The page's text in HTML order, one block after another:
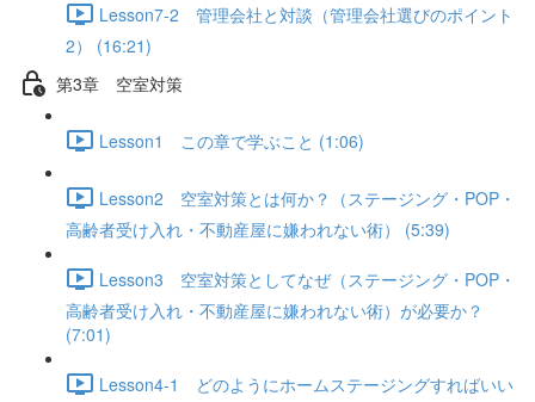
Lesson7-2 管理会社と対談（管理会社選びのポイント
2） (16:21)
第3章 空室対策
Lesson1 この章で学ぶこと (1:06)
Lesson2 空室対策とは何か？（ステージング・POP・
高齢者受け入れ・不動産屋に嫌われない術） (5:39)
Lesson3 空室対策としてなぜ（ステージング・POP・
高齢者受け入れ・不動産屋に嫌われない術）が必要か？
(7:01)
Lesson4-1 どのようにホームステージングすればいい